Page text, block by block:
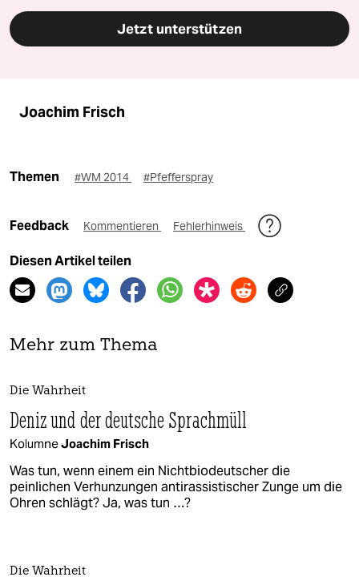
Jetzt unterstützen
Joachim Frisch
Themen #WM 2014 #Pfefferspray
Feedback Kommentieren Fehlerhinweis
Diesen Artikel teilen
Mehr zum Thema
Die Wahrheit
Deniz und der deutsche Sprachmüll
KolumneJoachim Frisch
Was tun, wenn einem ein Nichtbiodeutscher die
peinlichen Verhunzungen antirassistischer Zunge um die
Ohren schlägt? Ja, was tun …?
Die Wahrheit